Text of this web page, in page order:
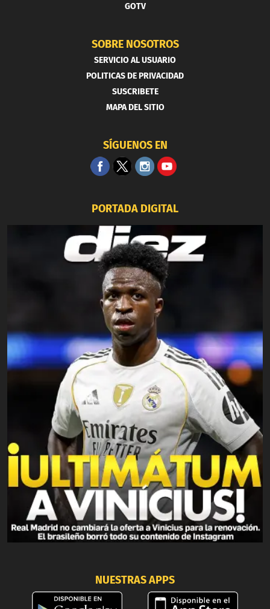
GOTV
SOBRE NOSOTROS
SERVICIO AL USUARIO
POLITICAS DE PRIVACIDAD
SUSCRIBETE
MAPA DEL SITIO
SÍGUENOS EN
PORTADA DIGITAL
NUESTRAS APPS